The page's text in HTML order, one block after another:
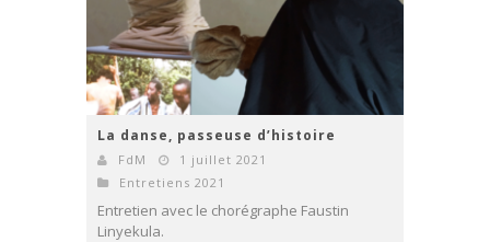
La danse, passeuse d’histoire
FdM
1 juillet 2021
Entretiens 2021
Entretien avec le chorégraphe Faustin
Linyekula.